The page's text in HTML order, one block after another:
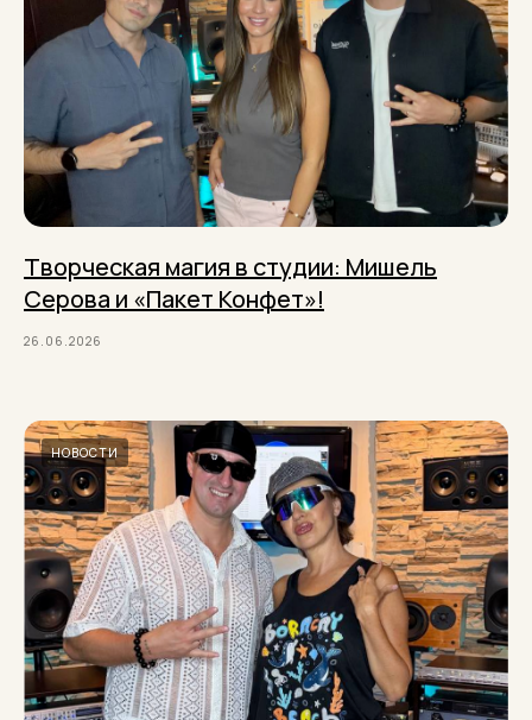
Творческая магия в студии: Мишель
Серова и «Пакет Конфет»!
26.06.2026
НОВОСТИ